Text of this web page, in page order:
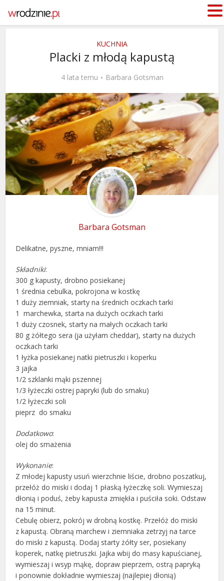
KUCHNIA
Placki z młodą kapustą
4 lata temu Barbara Gotsman
Barbara Gotsman
Delikatne, pyszne, mniam!!!
Składniki:
300 g kapusty, drobno posiekanej
1 średnia cebulka, pokrojona w kostkę
1 duży ziemniak, starty na średnich oczkach tarki
1 marchewka, starta na dużych oczkach tarki
1 duży czosnek, starty na małych oczkach tarki
80 g żółtego sera (ja użyłam cheddar), starty na dużych
oczkach tarki
1 łyżka posiekanej natki pietruszki i koperku
3 jajka
1/2 szklanki mąki pszennej
1/3 łyżeczki ostrej papryki (lub do smaku)
1/2 łyżeczki soli
pieprz do smaku
Dodatkowo:
olej do smażenia
Wykonanie:
Z młodej kapusty usuń wierzchnie liście, drobno poszatkuj,
przełóż do miski i dodaj 1 płaską łyżeczkę soli. Wymieszaj
dłonią i poduś, żeby kapusta zmiękła i puściła soki. Odstaw
na 15 minut.
Cebulę obierz, pokrój w drobną kostkę. Przełóż do miski
z kapustą. Obraną marchew i ziemniaka zetrzyj na tarce
do miski z kapustą. Dodaj starty żółty ser, posiekany
koperek, natkę pietruszki. Jajka wbij do masy kapuścianej,
wymieszaj i wsyp mąkę, dopraw pieprzem, ostrą papryką
i ponownie dokładnie wymieszaj (najlepiej dłonią)